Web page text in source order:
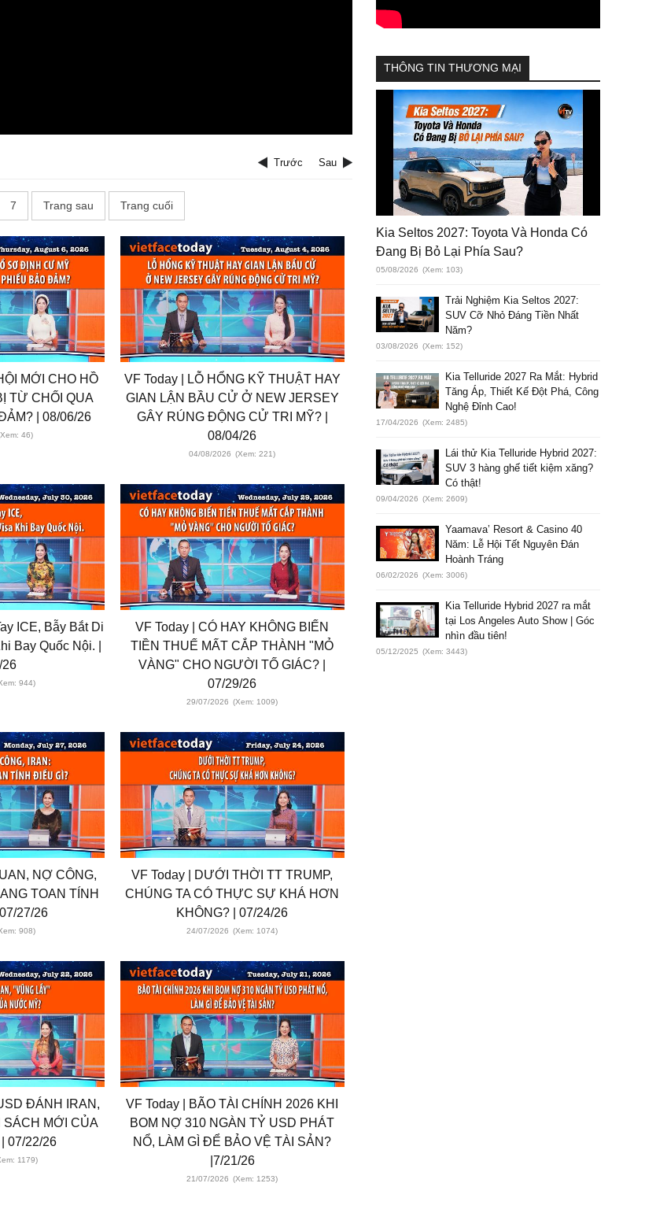
Trước Sau
7 Trang sau Trang cuối
MỚI CHO HỒ
TỪ CHỐI QUA
| 08/06/26
46)
VF Today | LỖ HỔNG KỸ THUẬT HAY
GIAN LẬN BẦU CỬ Ở NEW JERSEY
GÂY RÚNG ĐỘNG CỬ TRI MỸ? |
08/04/26
04/08/2026 (Xem: 221)
ICE, Bẫy Bắt Di
Bay Quốc Nội. |
26
944)
VF Today | CÓ HAY KHÔNG BIẾN
TIỀN THUẾ MẤT CẮP THÀNH "MỎ
VÀNG" CHO NGƯỜI TỐ GIÁC? |
07/29/26
29/07/2026 (Xem: 1009)
NỢ CÔNG,
TOAN TÍNH
27/26
908)
VF Today | DƯỚI THỜI TT TRUMP,
CHÚNG TA CÓ THỰC SỰ KHÁ HƠN
KHÔNG? | 07/24/26
24/07/2026 (Xem: 1074)
ĐÁNH IRAN,
MỚI CỦA
07/22/26
1179)
VF Today | BÃO TÀI CHÍNH 2026 KHI
BOM NỢ 310 NGÀN TỶ USD PHÁT
NỔ, LÀM GÌ ĐỂ BẢO VỆ TÀI SẢN?
|7/21/26
21/07/2026 (Xem: 1253)
THÔNG TIN THƯƠNG MẠI
Kia Seltos 2027: Toyota Và Honda Có
Đang Bị Bỏ Lại Phía Sau?
05/08/2026 (Xem: 103)
Trải Nghiệm Kia Seltos 2027:
SUV Cỡ Nhỏ Đáng Tiền Nhất
Năm?
03/08/2026 (Xem: 152)
Kia Telluride 2027 Ra Mắt: Hybrid
Tăng Áp, Thiết Kế Đột Phá, Công
Nghệ Đỉnh Cao!
17/04/2026 (Xem: 2485)
Lái thử Kia Telluride Hybrid 2027:
SUV 3 hàng ghế tiết kiệm xăng?
Có thật!
09/04/2026 (Xem: 2609)
Yaamava’ Resort & Casino 40
Năm: Lễ Hội Tết Nguyên Đán
Hoành Tráng
06/02/2026 (Xem: 3006)
Kia Telluride Hybrid 2027 ra mắt
tại Los Angeles Auto Show | Góc
nhìn đầu tiên!
05/12/2025 (Xem: 3443)